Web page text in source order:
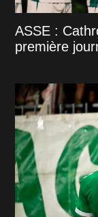
ASSE :
première